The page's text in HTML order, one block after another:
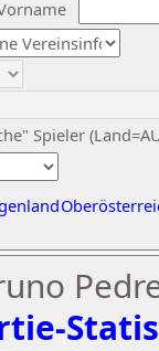
Spieler